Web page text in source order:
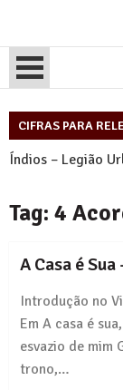
CIFRAS PARA
Pais e Filhos –
Tempo Perdido –
Índios – Legião
Pais e Filhos –
Tempo Perdido –
Tag: 4
A Casa é
Introdução no
Em A casa é
esvazio de mim
trono,…